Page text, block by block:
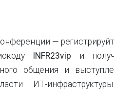
—
INFR23vip и
общения и
ИТ-